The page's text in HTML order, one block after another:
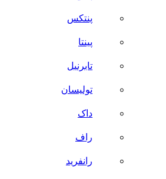
پنتکس
پینتا
تابرنیل
تولیسان
داک
راف
رانفرید